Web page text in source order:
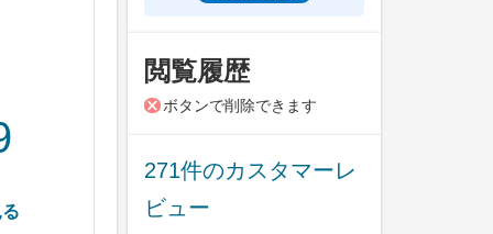
閲覧履歴
ボタンで削除できます
271件のカスタマーレ
ビュー